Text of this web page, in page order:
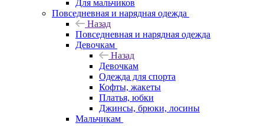
Для мальчиков
Повседневная и нарядная одежда
Назад
Повседневная и нарядная одежда
Девочкам
Назад
Девочкам
Одежда для спорта
Кофты, жакеты
Платья, юбки
Джинсы, брюки, лосины
Мальчикам